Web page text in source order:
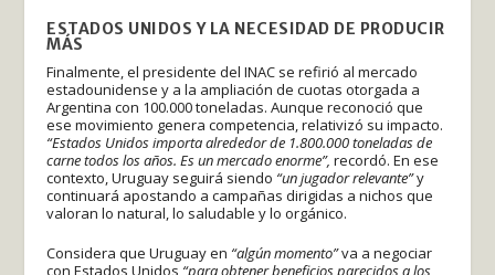
ESTADOS UNIDOS Y LA NECESIDAD DE PRODUCIR
MÁS
Finalmente, el presidente del INAC se refirió al mercado
estadounidense y a la ampliación de cuotas otorgada a
Argentina con 100.000 toneladas. Aunque reconoció que
ese movimiento genera competencia, relativizó su impacto.
“Estados Unidos importa alrededor de 1.800.000 toneladas de
carne todos los años. Es un mercado enorme”, recordó. En ese
contexto, Uruguay seguirá siendo “un jugador relevante”y
continuará apostando a campañas dirigidas a nichos que
valoran lo natural, lo saludable y lo orgánico.
Considera que Uruguay en “algún momento”va a negociar
con Estados Unidos “para obtener beneficios parecidos a los